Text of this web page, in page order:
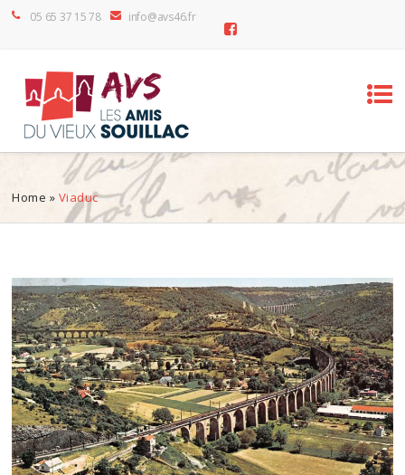
05 65 37 15 78 info@avs46.fr
Home » Viaduc